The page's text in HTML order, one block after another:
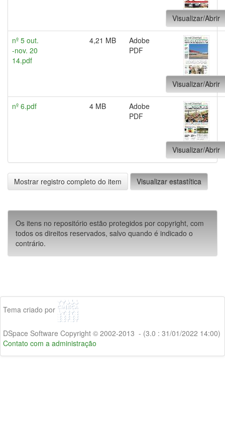
Visualizar/Abrir
nº 5 out.
-nov. 20
14.pdf
4,21 MB
Adobe
PDF
Visualizar/Abrir
nº 6.pdf 4 MB
Adobe
PDF
Visualizar/Abrir
Mostrar registro completo do item Visualizar estastítica
Os itens no repositório estão protegidos por copyright, com
todos os direitos reservados, salvo quando é indicado o
contrário.
Tema criado por
DSpace Software Copyright © 2002-2013 - (3.0 : 31/01/2022 14:00)
Contato com a administração